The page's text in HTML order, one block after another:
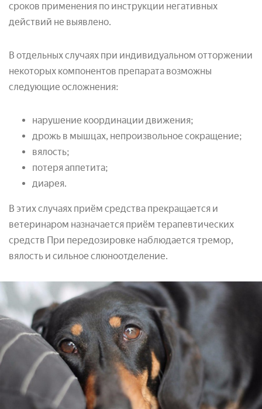
сроков применения по инструкции негативных
действий не выявлено.
В отдельных случаях при индивидуальном отторжении
некоторых компонентов препарата возможны
следующие осложнения:
нарушение координации движения;
дрожь в мышцах, непроизвольное сокращение;
вялость;
потеря аппетита;
диарея.
В этих случаях приём средства прекращается и
ветеринаром назначается приём терапевтических
средств При передозировке наблюдается тремор,
вялость и сильное слюноотделение.